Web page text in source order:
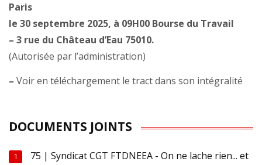
Paris
le 30 septembre 2025, à 09H00 Bourse du Travail
– 3 rue du Château d’Eau 75010.
(Autorisée par l’administration)
– Voir en téléchargement le tract dans son intégralité
DOCUMENTS JOINTS
1
75 | Syndicat CGT FTDNEEA - On ne lache rien... et